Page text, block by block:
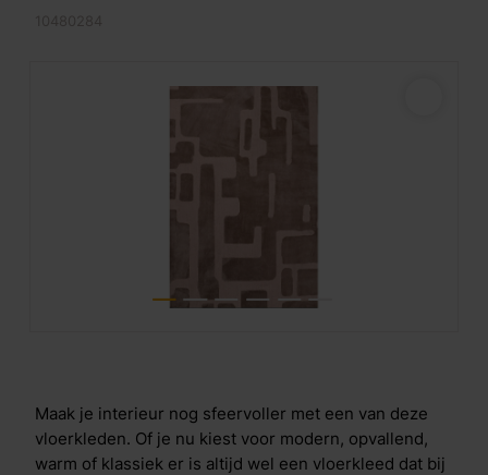
Maak je interieur nog sfeervoller met een van deze
vloerkleden. Of je nu kiest voor modern, opvallend,
warm of klassiek er is altijd wel een vloerkleed dat bij